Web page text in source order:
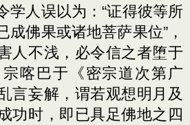
学人误以为：“证得彼等所
成佛果或诸地菩萨果位”，
人不浅，必令信之者堕于
喀巴于《密宗道次第广
言妄解，谓若观想明月及
功时，即已具足佛地之四